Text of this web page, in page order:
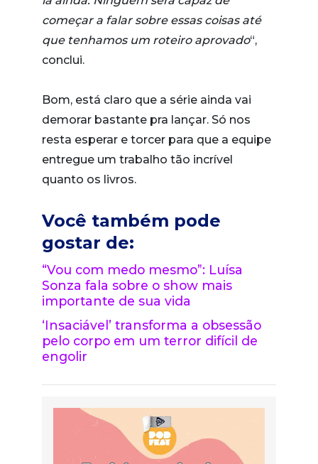
começar a falar sobre essas coisas até
que tenhamos um roteiro aprovado“,
conclui.
Bom, está claro que a série ainda vai
demorar bastante pra lançar. Só nos
resta esperar e torcer para que a equipe
entregue um trabalho tão incrível
quanto os livros.
Você também pode
gostar de:
“Vou com medo mesmo”: Luísa
Sonza fala sobre o show mais
importante de sua vida
‘Insaciável’ transforma a obsessão
pelo corpo em um terror difícil de
engolir